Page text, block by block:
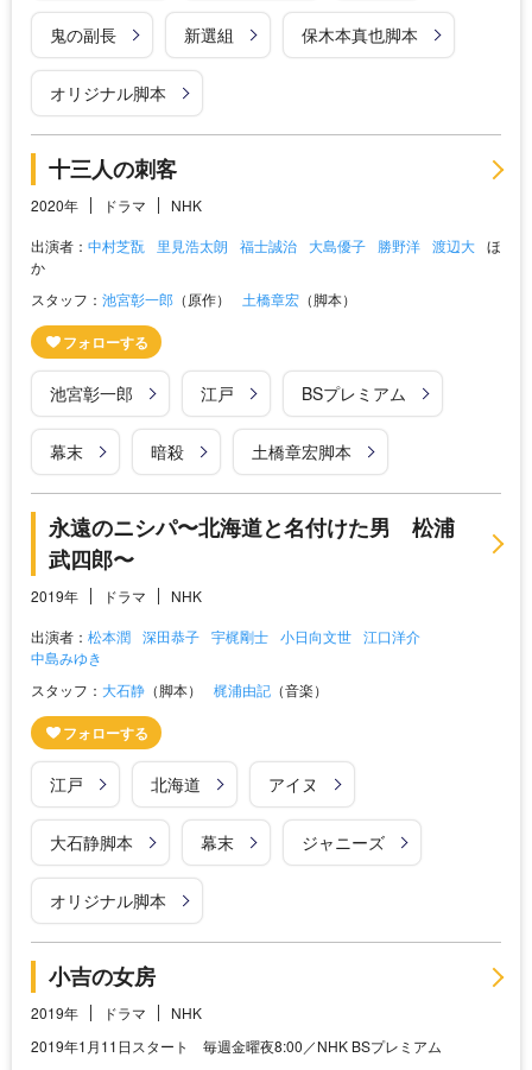
鬼の副長 新選組 保木本真也脚本
オリジナル脚本
十三人の刺客
2020年 ドラマ
NHK
出演者： 中村芝翫 里見浩太朗 福士誠治 大島優子 勝野洋 渡辺大 ほ
か
スタッフ： 池宮彰一郎 （原作） 土橋章宏 （脚本）
池宮彰一郎 江戸 BSプレミアム
幕末 暗殺 土橋章宏脚本
永遠のニシパ〜北海道と名付けた男 松浦
武四郎〜
2019年 ドラマ
NHK
出演者： 松本潤 深田恭子 宇梶剛士 小日向文世 江口洋介
中島みゆき
スタッフ： 大石静 （脚本） 梶浦由記 （音楽）
江戸 北海道 アイヌ
大石静脚本 幕末 ジャニーズ
オリジナル脚本
小吉の女房
2019年 ドラマ
NHK
2019年1月11日スタート 毎週金曜夜8:00／NHK BSプレミアム